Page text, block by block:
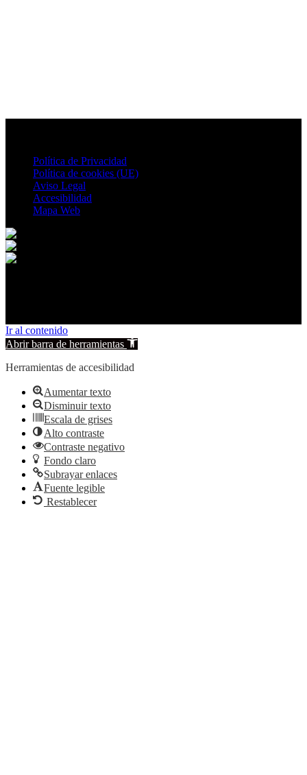
Política de Privacidad
Política de cookies (UE)
Aviso Legal
Accesibilidad
Mapa Web
Ir al contenido
Abrir barra de herramientas
Herramientas de accesibilidad
Aumentar texto
Disminuir texto
Escala de grises
Alto contraste
Contraste negativo
Fondo claro
Subrayar enlaces
Fuente legible
Restablecer